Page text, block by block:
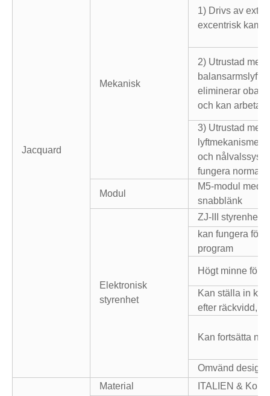
Jacquard
Mekanisk
1) Drivs av
excentrisk kam
2) Utrustad med
eliminerar
och kan arbeta
3) Utrustad med
och
fungera normalt
Modul
M5-modul med
snabblänk
Elektronisk
styrenhet
ZJ-III styrenhet
kan fungera för
program
Högt minne för
Kan ställa in
efter räckvidd,
Kan fortsätta
Omvänd design
Material
ITALIEN &